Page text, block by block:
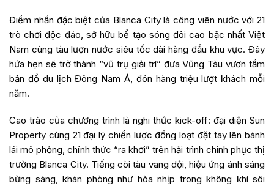
Điểm nhấn đặc biệt của Blanca City là công viên nước với 21
trò chơi độc đáo, sở hữu bể tạo sóng đôi cao bậc nhất Việt
Nam cùng tàu lượn nước siêu tốc dài hàng đầu khu vực. Đây
hứa hẹn sẽ trở thành “vũ trụ giải trí” đưa Vũng Tàu vươn tầm
bản đồ du lịch Đông Nam Á, đón hàng triệu lượt khách mỗi
năm.
Cao trào của chương trình là nghi thức kick-off: đại diện Sun
Property cùng 21 đại lý chiến lược đồng loạt đặt tay lên bánh
lái mô phỏng, chính thức “ra khơi” trên hải trình chinh phục thị
trường Blanca City. Tiếng còi tàu vang dội, hiệu ứng ánh sáng
bừng sáng, khán phòng như hòa nhịp trong không khí sôi